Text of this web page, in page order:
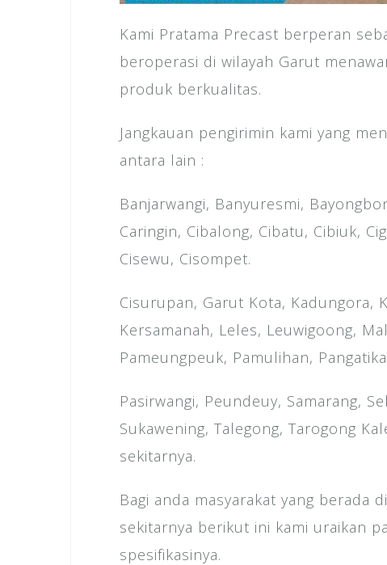
Kami Pratama Precast berperan
beroperasi di wilayah Garut
produk berkualitas.
Jangkauan pengirimin kami yang
antara lain :
Banjarwangi, Banyuresmi,
Caringin, Cibalong, Cibatu, Cibiuk,
Cisewu, Cisompet.
Cisurupan, Garut Kota, Kadungora,
Kersamanah, Leles, Leuwigoong,
Pameungpeuk, Pamulihan,
Pasirwangi, Peundeuy, Samarang,
Sukawening, Talegong, Tarogong
sekitarnya.
Bagi anda masyarakat yang berada
sekitarnya berikut ini kami uraikan
spesifikasinya.